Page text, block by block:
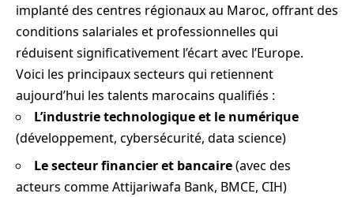
implanté des centres régionaux au Maroc, offrant des
conditions salariales et professionnelles qui
réduisent significativement l’écart avec l’Europe.
Voici les principaux secteurs qui retiennent
aujourd’hui les talents marocains qualifiés :
L’industrie technologique et le numérique
(développement, cybersécurité, data science)
Le secteur financier et bancaire(avec des
acteurs comme Attijariwafa Bank, BMCE, CIH)